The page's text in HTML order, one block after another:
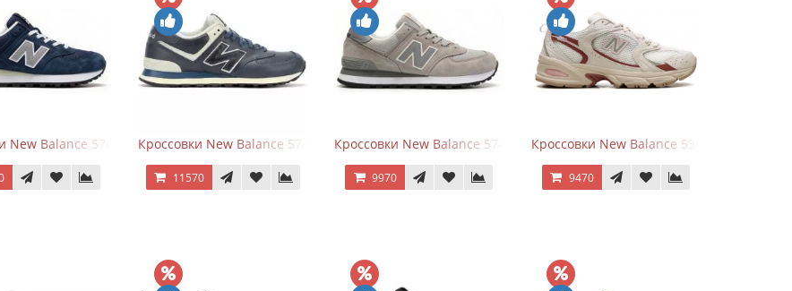
New Balance 574 Classic Blue GreyКроссовки New Balance 574 Classic Blue White Leather
11570
Кроссовки New Balance 574 Silver Summer Fog
9970
Кроссовки New Balance 530 Festival Pack
9470